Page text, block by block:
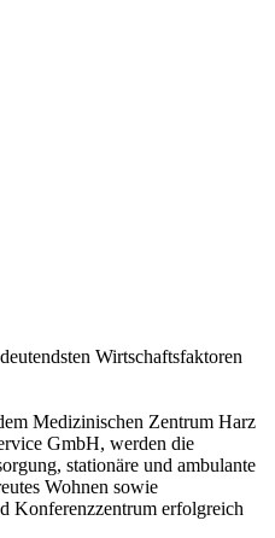
Wirtschaftsfaktoren
Medizinischen Zentrum Harz
GmbH, werden die
stationäre und ambulante
Wohnen sowie
Konferenzzentrum erfolgreich